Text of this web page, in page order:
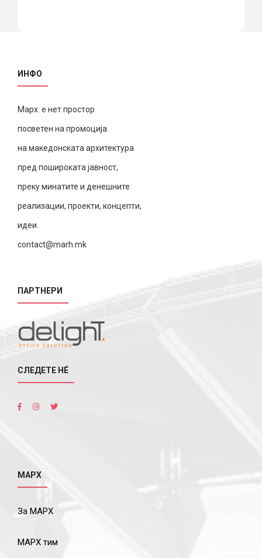
ИНФО
Марх е нет простор
посветен на промоција
на македонската архитектура
пред пошироката јавност,
преку минатите и денешните
реализации, проекти, концепти,
идеи.
contact@marh.mk
ПАРТНЕРИ
СЛЕДЕТЕ НÉ
МАРХ
За МАРХ
МАРХ тим